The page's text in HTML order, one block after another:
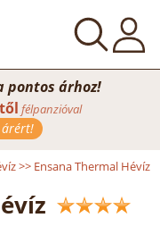
pontos árhoz!
félpanzióval
árért!
>> Ensana Thermal Hévíz